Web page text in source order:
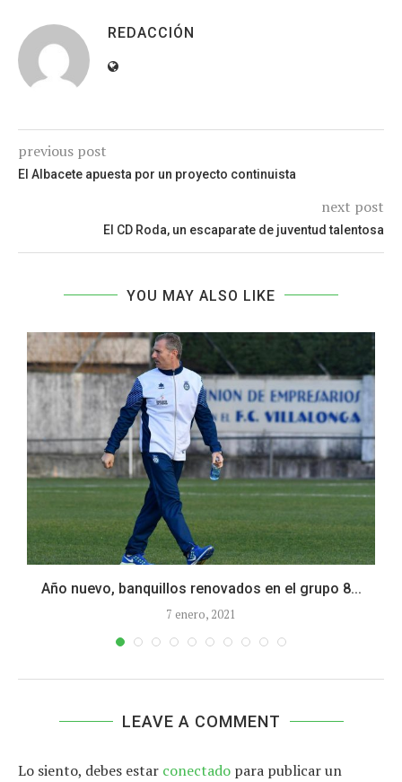
REDACCIÓN
previous post
El Albacete apuesta por un proyecto continuista
next post
El CD Roda, un escaparate de juventud talentosa
YOU MAY ALSO LIKE
Año nuevo, banquillos renovados en el grupo 8...
7 enero, 2021
LEAVE A COMMENT
Lo siento, debes estar conectado para publicar un